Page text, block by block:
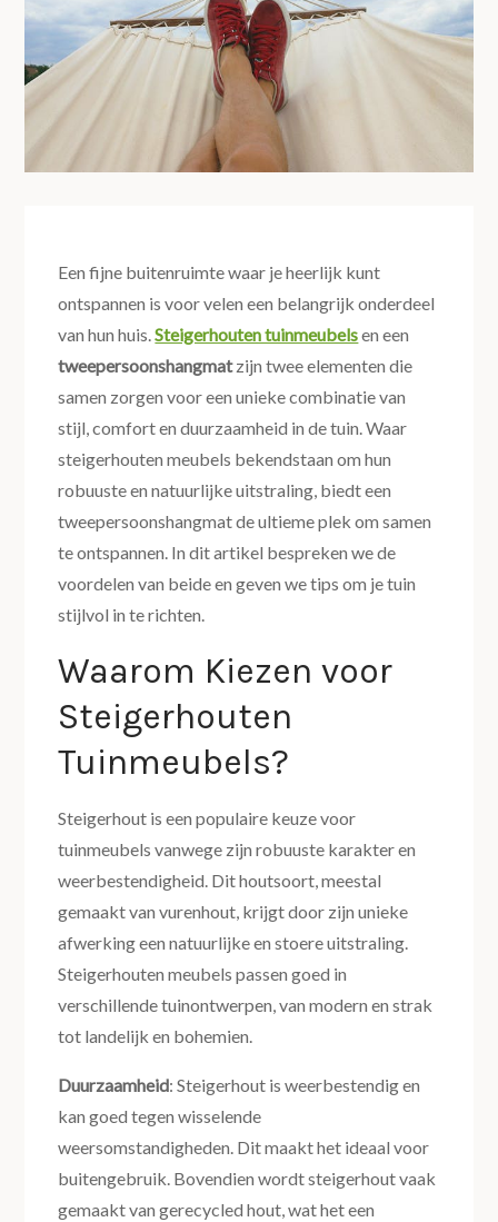
Een fijne buitenruimte waar je heerlijk kunt
ontspannen is voor velen een belangrijk onderdeel
van hun huis.Steigerhouten tuinmeubelsen een
tweepersoonshangmatzijn twee elementen die
samen zorgen voor een unieke combinatie van
stijl, comfort en duurzaamheid in de tuin. Waar
steigerhouten meubels bekendstaan om hun
robuuste en natuurlijke uitstraling, biedt een
tweepersoonshangmat de ultieme plek om samen
te ontspannen. In dit artikel bespreken we de
voordelen van beide en geven we tips om je tuin
stijlvol in te richten.
Waarom Kiezen voor
Steigerhouten
Tuinmeubels?
Steigerhout is een populaire keuze voor
tuinmeubels vanwege zijn robuuste karakter en
weerbestendigheid. Dit houtsoort, meestal
gemaakt van vurenhout, krijgt door zijn unieke
afwerking een natuurlijke en stoere uitstraling.
Steigerhouten meubels passen goed in
verschillende tuinontwerpen, van modern en strak
tot landelijk en bohemien.
Duurzaamheid: Steigerhout is weerbestendig en
kan goed tegen wisselende
weersomstandigheden. Dit maakt het ideaal voor
buitengebruik. Bovendien wordt steigerhout vaak
gemaakt van gerecycled hout, wat het een